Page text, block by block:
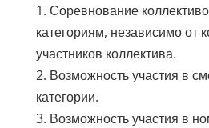
1. Соревнование
категориям, независимо от
участников коллектива.
2. Возможность участия в
категории.
3. Возможность участия в